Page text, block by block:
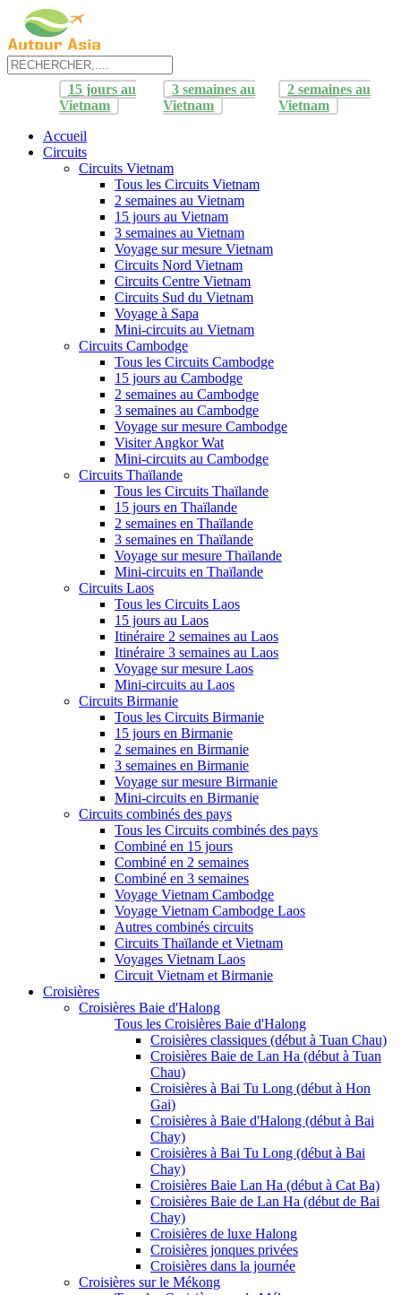
15 jours au
Vietnam
3 semaines au
Vietnam
2 semaines au
Vietnam
Accueil
Circuits
Circuits Vietnam
Tous les Circuits Vietnam
2 semaines au Vietnam
15 jours au Vietnam
3 semaines au Vietnam
Voyage sur mesure Vietnam
Circuits Nord Vietnam
Circuits Centre Vietnam
Circuits Sud du Vietnam
Voyage à Sapa
Mini-circuits au Vietnam
Circuits Cambodge
Tous les Circuits Cambodge
15 jours au Cambodge
2 semaines au Cambodge
3 semaines au Cambodge
Voyage sur mesure Cambodge
Visiter Angkor Wat
Mini-circuits au Cambodge
Circuits Thaïlande
Tous les Circuits Thaïlande
15 jours en Thaïlande
2 semaines en Thaïlande
3 semaines en Thaïlande
Voyage sur mesure Thaïlande
Mini-circuits en Thaïlande
Circuits Laos
Tous les Circuits Laos
15 jours au Laos
Itinéraire 2 semaines au Laos
Itinéraire 3 semaines au Laos
Voyage sur mesure Laos
Mini-circuits au Laos
Circuits Birmanie
Tous les Circuits Birmanie
15 jours en Birmanie
2 semaines en Birmanie
3 semaines en Birmanie
Voyage sur mesure Birmanie
Mini-circuits en Birmanie
Circuits combinés des pays
Tous les Circuits combinés des pays
Combiné en 15 jours
Combiné en 2 semaines
Combiné en 3 semaines
Voyage Vietnam Cambodge
Voyage Vietnam Cambodge Laos
Autres combinés circuits
Circuits Thaïlande et Vietnam
Voyages Vietnam Laos
Circuit Vietnam et Birmanie
Croisières
Croisières Baie d'Halong
Tous les Croisières Baie d'Halong
Croisières classiques (début à Tuan Chau)
Croisières Baie de Lan Ha (début à Tuan
Chau)
Croisières à Bai Tu Long (début à Hon
Gai)
Croisières à Baie d'Halong (début à Bai
Chay)
Croisières à Bai Tu Long (début à Bai
Chay)
Croisières Baie Lan Ha (début à Cat Ba)
Croisières Baie de Lan Ha (début de Bai
Chay)
Croisières de luxe Halong
Croisières jonques privées
Croisières dans la journée
Croisières sur le Mékong